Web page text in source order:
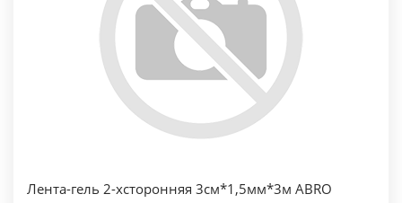
Лента-гель 2-хсторонняя 3см*1,5мм*3м ABRO